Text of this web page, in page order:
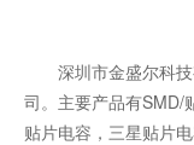
深圳市金盛尔科技
司。主要产品有SMD/
贴片电容，三星贴片